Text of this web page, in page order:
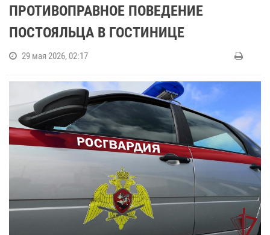
ПРОТИВОПРАВНОЕ ПОВЕДЕНИЕ
ПОСТОЯЛЬЦА В ГОСТИНИЦЕ
29 мая 2026, 02:17